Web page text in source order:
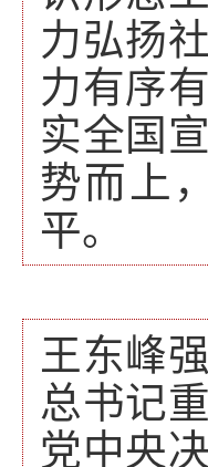
力弘扬
力有序
实全国
势而上
平。
王东峰
总书记
党中央